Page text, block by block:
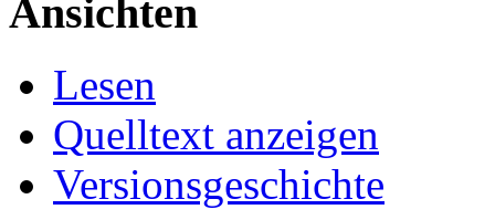
Ansichten
Lesen
Quelltext anzeigen
Versionsgeschichte